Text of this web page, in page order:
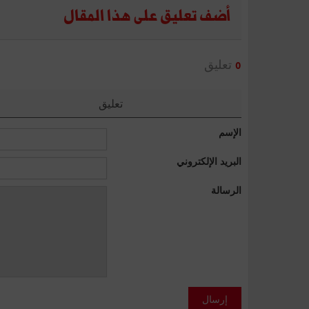
أضف تعليق على هذا المقال
0 تعليق
تعليق
الإسم
البريد الإلكتروني
الرسالة
إرسال